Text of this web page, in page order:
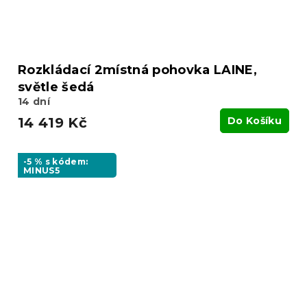
Rozkládací 2místná pohovka LAINE,
světle šedá
14 dní
14 419 Kč Do Košíku
-5 % s kódem:
MINUS5